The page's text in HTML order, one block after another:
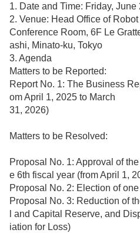
1. Date and Time: Friday, June
2. Venue: Head Office of
Conference Room, 6F Le
ashi, Minato-ku, Tokyo
3. Agenda
Matters to be Reported:
Report No. 1: The Business
om April 1, 2025 to March
31, 2026)
Matters to be Resolved:
Proposal No. 1: Approval of
e 6th fiscal year (from April 1,
Proposal No. 2: Election of
Proposal No. 3: Reduction of
l and Capital Reserve, and
iation for Loss)